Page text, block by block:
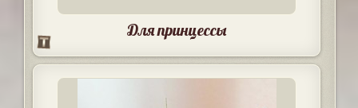
Для принцессы